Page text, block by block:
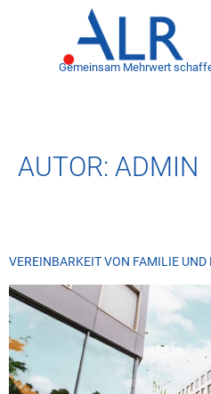
Gemeinsam Mehrwert
AUTOR: ADMIN
VEREINBARKEIT VON FAMILIE UND